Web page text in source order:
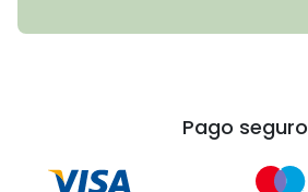
Pago seguro